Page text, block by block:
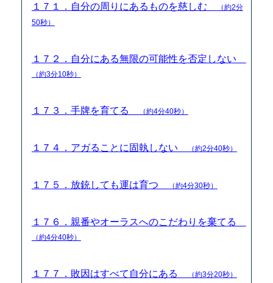
１７１．自分の周りにあるものを慈しむ
（約2分
50秒）
１７２．自分にある無限の可能性を否定しない
（約3分10秒）
１７３．手牌を育てる （約4分40秒）
１７４．アガることに固執しない （約2分40秒）
１７５．放銃しても運は育つ （約4分30秒）
１７６．親番やオーラスへのこだわりを棄てる
（約4分40秒）
１７７．敗因はすべて自分にある （約3分20秒）